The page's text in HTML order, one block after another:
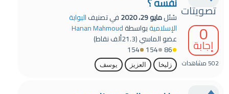
تصويتات
0
إجابة
502مشاهدات
سُئلمايو 29، 2020 في تصنيفالبوابة
الإسلاميةبواسطةHanan Mahmoud
عضو الماسي(21.3ألف
نقاط)
86
154
154
زليخا العزيز يوسف